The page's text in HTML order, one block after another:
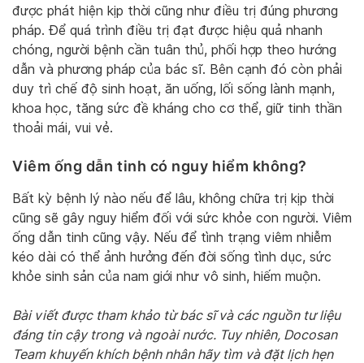
được phát hiện kịp thời cũng như điều trị đúng phương
pháp. Để quá trình điều trị đạt được hiệu quả nhanh
chóng, người bệnh cần tuân thủ, phối hợp theo hướng
dẫn và phương pháp của bác sĩ. Bên cạnh đó còn phải
duy trì chế độ sinh hoạt, ăn uống, lối sống lành mạnh,
khoa học, tăng sức đề kháng cho cơ thể, giữ tinh thần
thoải mái, vui vẻ.
Viêm ống dẫn tinh có nguy hiểm không?
Bất kỳ bệnh lý nào nếu để lâu, không chữa trị kịp thời
cũng sẽ gây nguy hiểm đối với sức khỏe con người. Viêm
ống dẫn tinh cũng vậy. Nếu để tình trạng viêm nhiễm
kéo dài có thể ảnh hưởng đến đời sống tình dục, sức
khỏe sinh sản của nam giới như vô sinh, hiếm muộn.
Bài viết được tham khảo từ bác sĩ và các nguồn tư liệu
đáng tin cậy trong và ngoài nước. Tuy nhiên, Docosan
Team khuyến khích bệnh nhân hãy tìm và đặt lịch hẹn